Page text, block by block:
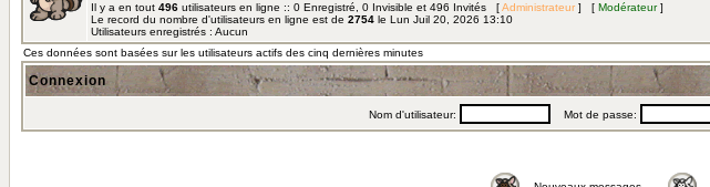
Il y a en tout 496 utilisateurs en ligne :: 0 Enregistré, 0 Invisible et 496 Invités [Administrateur ] [ Modérateur]
Le record du nombre d'utilisateurs en ligne est de 2754 le Lun Juil 20, 2026 13:10
Utilisateurs enregistrés : Aucun
Ces données sont basées sur les utilisateurs actifs des cinq dernières minutes
Connexion
Nom d'utilisateur: Mot de passe: